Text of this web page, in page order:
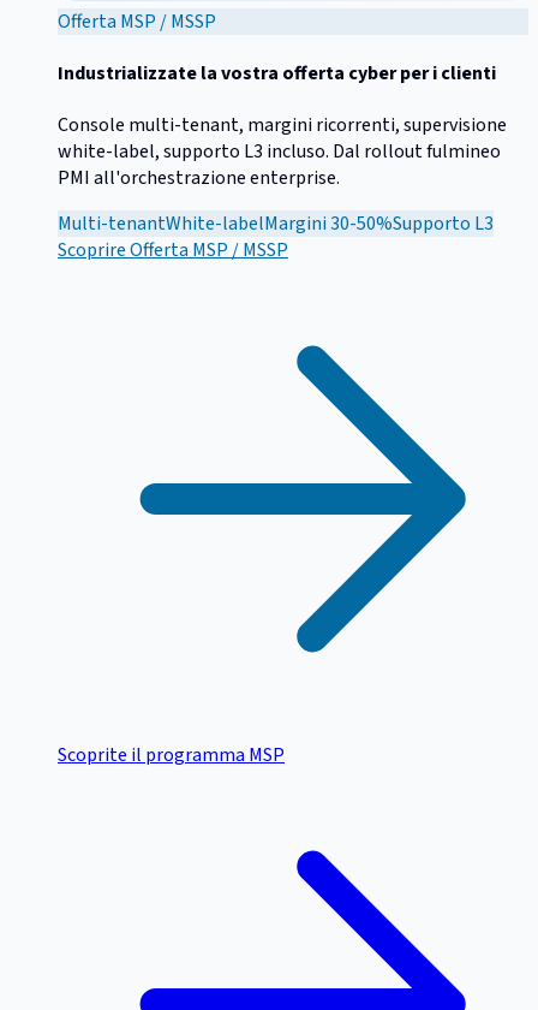
Offerta MSP / MSSP
Industrializzate la vostra offerta cyber per i clienti
Console multi-tenant, margini ricorrenti, supervisione
white-label, supporto L3 incluso. Dal rollout fulmineo
PMI all'orchestrazione enterprise.
Multi-tenantWhite-labelMargini 30-50%Supporto L3
ScoprireOfferta MSP / MSSP
Scoprite il programma MSP